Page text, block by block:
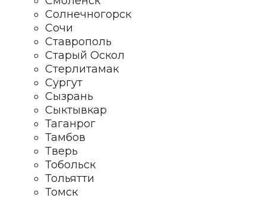
Солнечногорск
Сочи
Ставрополь
Старый Оскол
Стерлитамак
Сургут
Сызрань
Сыктывкар
Таганрог
Тамбов
Тверь
Тобольск
Тольятти
Томск